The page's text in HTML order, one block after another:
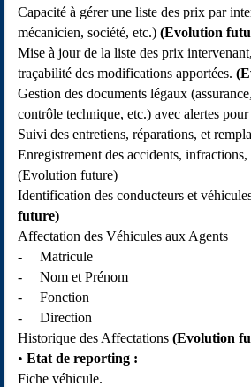
Capacité à gérer une liste des prix par
mécanicien, société, etc.) (Evolution
Mise à jour de la liste des prix
traçabilité des modifications apportées.
Gestion des documents légaux
contrôle technique, etc.) avec alertes
Suivi des entretiens, réparations, et
Enregistrement des accidents, infractions,
(Evolution future)
Identification des conducteurs et
future)
Affectation des Véhicules aux Agents
- Matricule
- Nom et Prénom
- Fonction
- Direction
Historique des Affectations (Evolution
Etat de reporting :
Fiche véhicule.